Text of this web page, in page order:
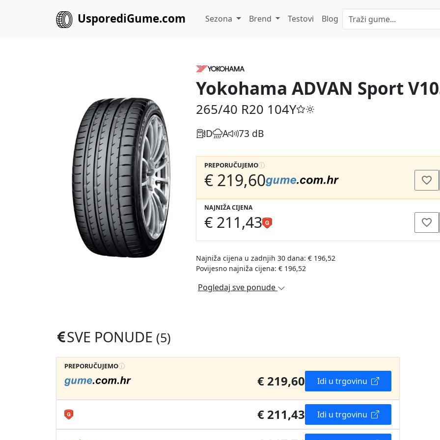
UsporediGume.com Sezona Brend Testovi Blog
Yokohama ADVAN Sport
265/40 R20 104Y
D A 73 dB
PREPORUČUJEMO
€ 219,60
NAJNIŽA CIJENA
€ 211,43
Najniža cijena u zadnjih 30 dana: € 196,52
Povijesno najniža cijena: € 196,52
Pogledaj sve ponude
SVE PONUDE (5)
PREPORUČUJEMO
€ 219,60 Idi u trgovinu
€ 211,43 Idi u trgovinu